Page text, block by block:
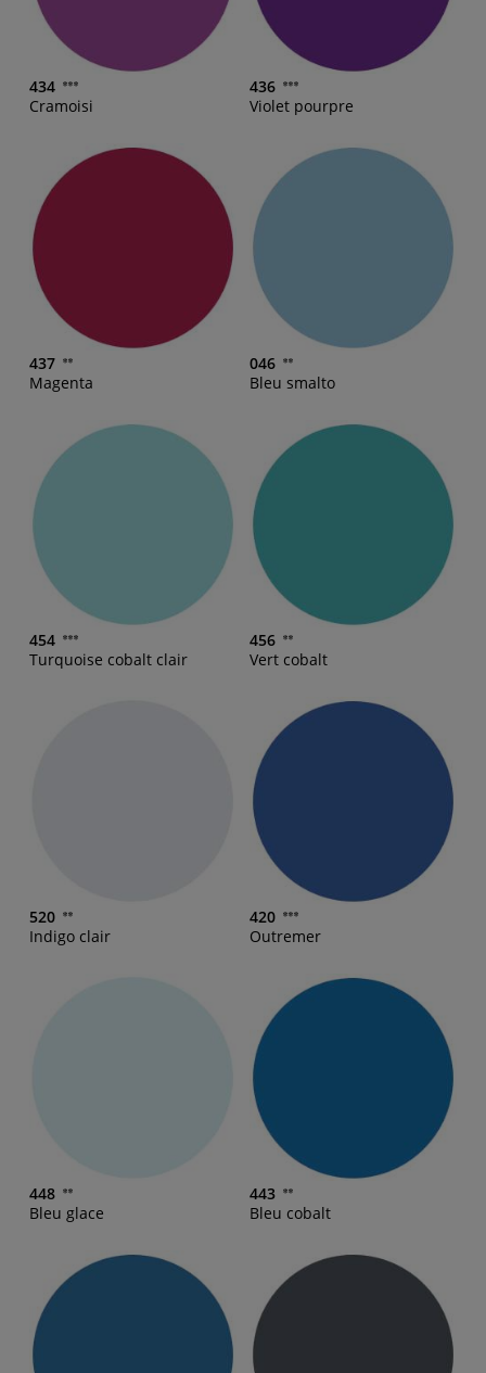
434
Cramoisi
436
Violet pourpre
437
Magenta
046
Bleu smalto
454
Turquoise cobalt clair
456
Vert cobalt
520
Indigo clair
420
Outremer
448
Bleu glace
443
Bleu cobalt